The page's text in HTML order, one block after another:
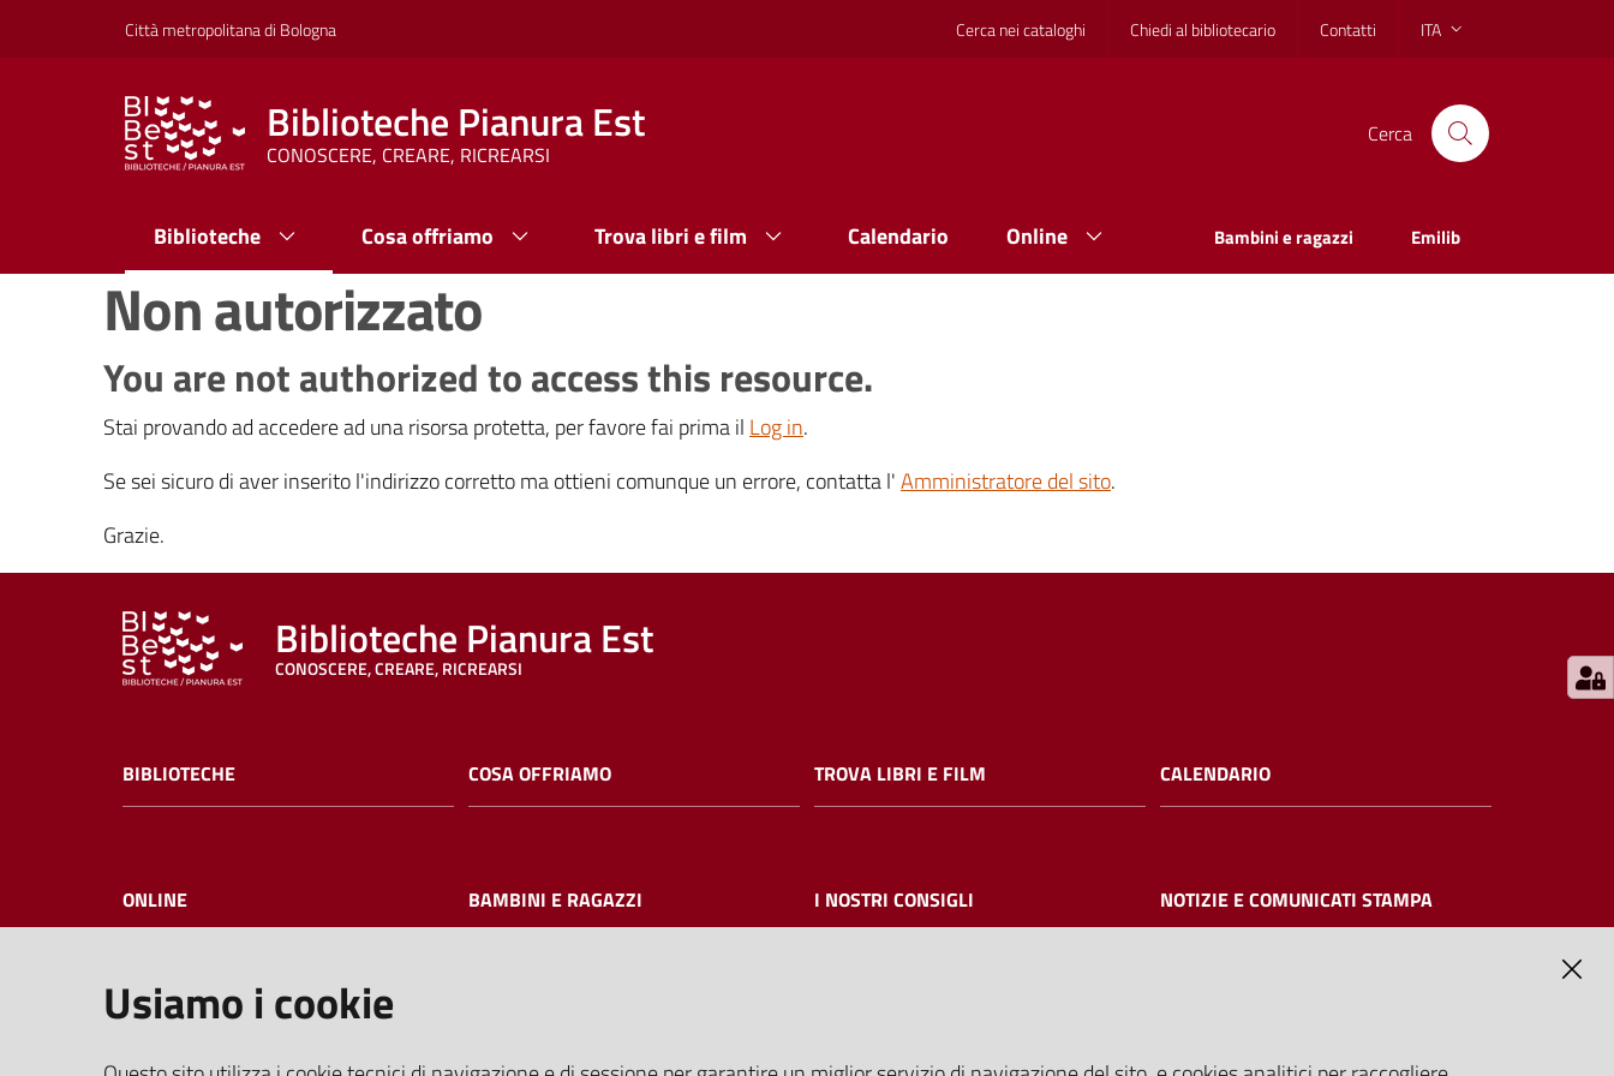
Vai al contenuto
Vai alla navigazioneCittà metropolitana di Bologna Cerca nei cataloghi Chiedi al bibliotecario Contatti ITA
Biblioteche Pianura Est
CONOSCERE, CREARE, RICREARSI
Cerca
Biblioteche Cosa offriamo Trova libri e film Calendario Online Bambini e ragazzi Emilib
Non autorizzato
You are not authorized to access this resource.
Stai provando ad accedere ad una risorsa protetta, per favore fai prima il Log in.
Se sei sicuro di aver inserito l'indirizzo corretto ma ottieni comunque un errore, contatta l'Amministratore del sito.
Grazie.
Biblioteche Pianura Est
CONOSCERE, CREARE, RICREARSI
BIBLIOTECHE COSA OFFRIAMO TROVA LIBRI E FILM CALENDARIO
ONLINE BAMBINI E RAGAZZI I NOSTRI CONSIGLI NOTIZIE E COMUNICATI STAMPA
I NOSTRI EVENTI
Usiamo i cookie